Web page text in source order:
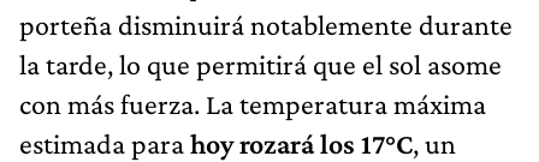
porteña disminuirá notablemente durante
la tarde, lo que permitirá que el sol asome
con más fuerza. La temperatura máxima
estimada parahoy rozará los 17°C, un